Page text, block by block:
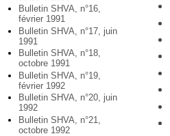
Bulletin SHVA, n°16,
février 1991
Bulletin SHVA, n°17, juin
1991
Bulletin SHVA, n°18,
octobre 1991
Bulletin SHVA, n°19,
février 1992
Bulletin SHVA, n°20, juin
1992
Bulletin SHVA, n°21,
octobre 1992